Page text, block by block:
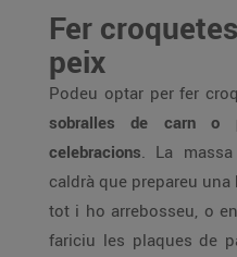
Fer
peix
Podeu optar per fer
sobralles de carn o
celebracions. La
caldrà que prepareu
tot i ho arrebosseu, o
fariciu les plaques de